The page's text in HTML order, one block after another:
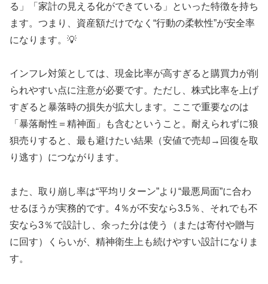
る」「家計の見える化ができている」といった特徴を持ち
ます。つまり、資産額だけでなく“行動の柔軟性”が安全率
になります。💡
インフレ対策としては、現金比率が高すぎると購買力が削
られやすい点に注意が必要です。ただし、株式比率を上げ
すぎると暴落時の損失が拡大します。ここで重要なのは
「暴落耐性＝精神面」も含むということ。耐えられずに狼
狽売りすると、最も避けたい結果（安値で売却→回復を取
り逃す）につながります。
また、取り崩し率は“平均リターン”より“最悪局面”に合わ
せるほうが実務的です。4％が不安なら3.5％、それでも不
安なら3％で設計し、余った分は使う（または寄付や贈与
に回す）くらいが、精神衛生上も続けやすい設計になりま
す。